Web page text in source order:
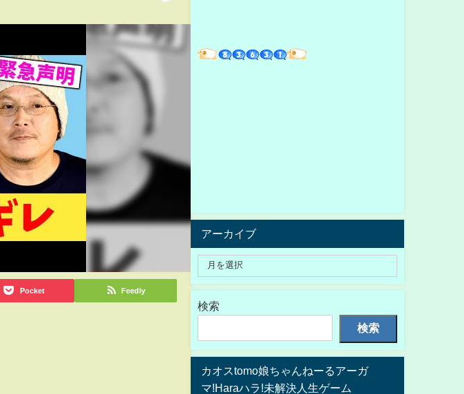
Pocket Feedly
アーカイブ
検索
検索
カオスtomo娘ちゃんねーるアーガ
マ!Haraハラ!未解決人生ゲーム